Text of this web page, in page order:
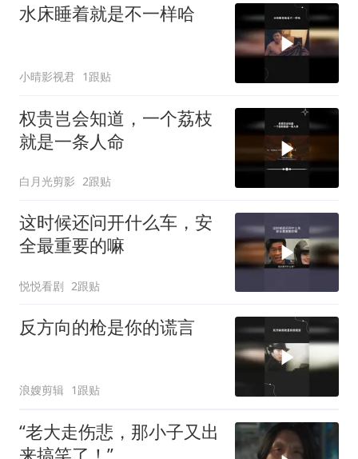
水床睡着就是不一样哈
小晴影视君 1跟贴
权贵岂会知道，一个荔枝
就是一条人命
白月光剪影 2跟贴
这时候还问开什么车，安
全最重要的嘛
悦悦看剧 2跟贴
反方向的枪是你的谎言
浪嫂剪辑 1跟贴
“老大走伤悲，那小子又出